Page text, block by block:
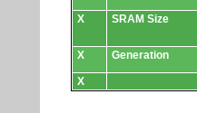
X SRAM Size
X Generation
X